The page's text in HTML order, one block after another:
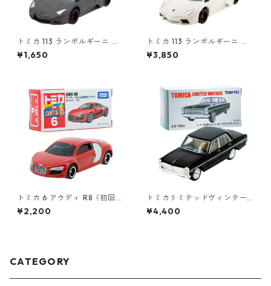
トミカ 113 ランボルギーニ レ
ヴェントン #10359791
¥1,650
トミカ 113 ランボルギーニ レ
ヴェントン (初回特別カラー)
#10421641
¥3,850
トミカ 6 アウディ R8（初回特
別カラー）#10467441
¥2,200
トミカリミテッドヴィンテー
ジ LV-70a ニッサン グロリア
スーパー デラックス 68年式 #
¥4,400
CATEGORY